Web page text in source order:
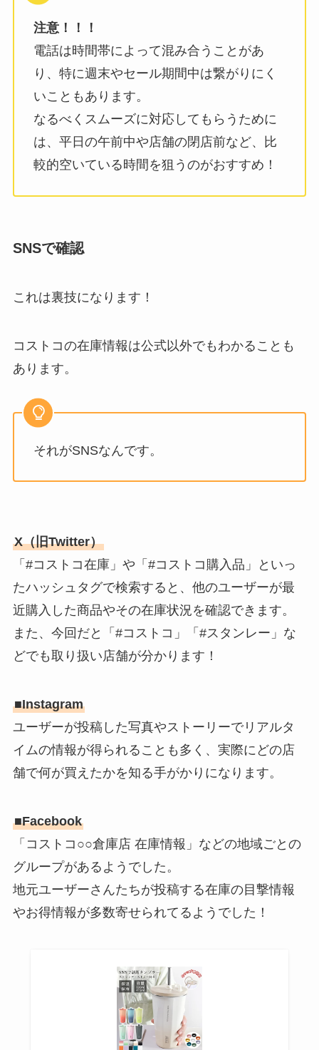
注意！！！
電話は時間帯によって混み合うことがあ
り、特に週末やセール期間中は繋がりにく
いこともあります。
なるべくスムーズに対応してもらうために
は、平日の午前中や店舗の閉店前など、比
較的空いている時間を狙うのがおすすめ！
SNSで確認
これは裏技になります！
コストコの在庫情報は公式以外でもわかることも
あります。
それがSNSなんです。
X（旧Twitter）
「#コストコ在庫」や「#コストコ購入品」といっ
たハッシュタグで検索すると、他のユーザーが最
近購入した商品やその在庫状況を確認できます。
また、今回だと「#コストコ」「#スタンレー」な
どでも取り扱い店舗が分かります！
■Instagram
ユーザーが投稿した写真やストーリーでリアルタ
イムの情報が得られることも多く、実際にどの店
舗で何が買えたかを知る手がかりになります。
■Facebook
「コストコ○○倉庫店 在庫情報」などの地域ごとの
グループがあるようでした。
地元ユーザーさんたちが投稿する在庫の目撃情報
やお得情報が多数寄せられてるようでした！